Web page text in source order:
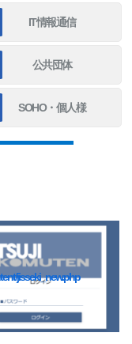
IT情報通信
公共団体
SOHO・個人様
jisseki_new.php